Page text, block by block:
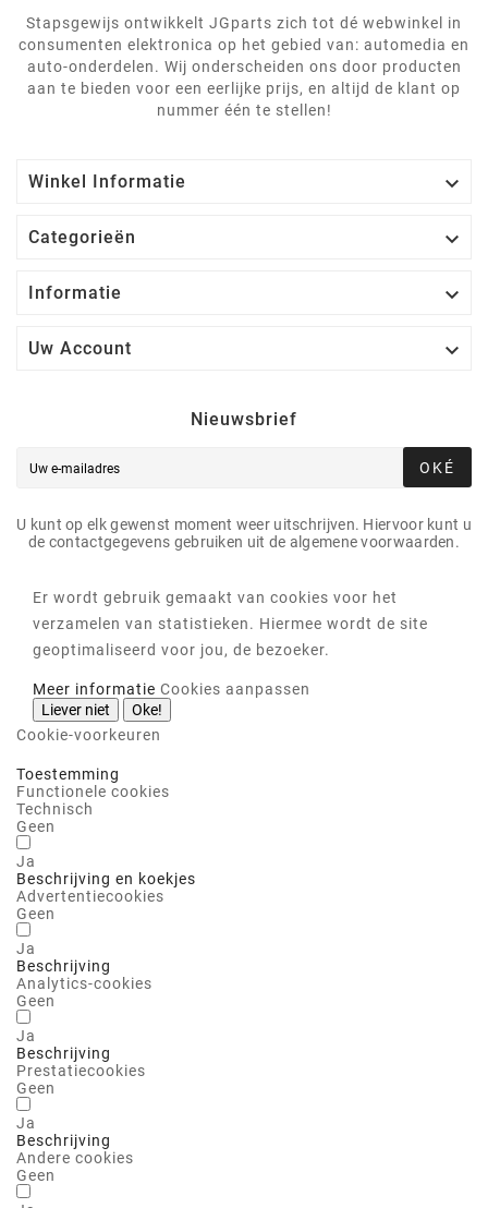
Stapsgewijs ontwikkelt JGparts zich tot dé webwinkel in
consumenten elektronica op het gebied van: automedia en
auto-onderdelen. Wij onderscheiden ons door producten
aan te bieden voor een eerlijke prijs, en altijd de klant op
nummer één te stellen!
Winkel Informatie 
Categorieën 
Informatie 
Uw Account 
Nieuwsbrief
OKÉ
U kunt op elk gewenst moment weer uitschrijven. Hiervoor kunt u
de contactgegevens gebruiken uit de algemene voorwaarden.
Er wordt gebruik gemaakt van cookies voor het
verzamelen van statistieken. Hiermee wordt de site
geoptimaliseerd voor jou, de bezoeker.
Meer informatie Cookies aanpassen
Liever niet
Oke!
Cookie-voorkeuren
Toestemming
Functionele cookies
Technisch
Geen
Ja
Beschrijving en koekjes
Advertentiecookies
Geen
Ja
Beschrijving
Analytics-cookies
Geen
Ja
Beschrijving
Prestatiecookies
Geen
Ja
Beschrijving
Andere cookies
Geen